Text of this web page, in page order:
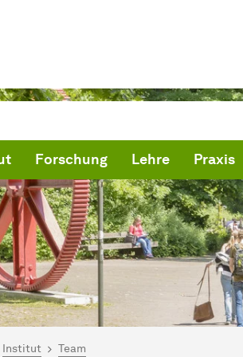
Forschung Lehre Praxis
hier:
Institut Team